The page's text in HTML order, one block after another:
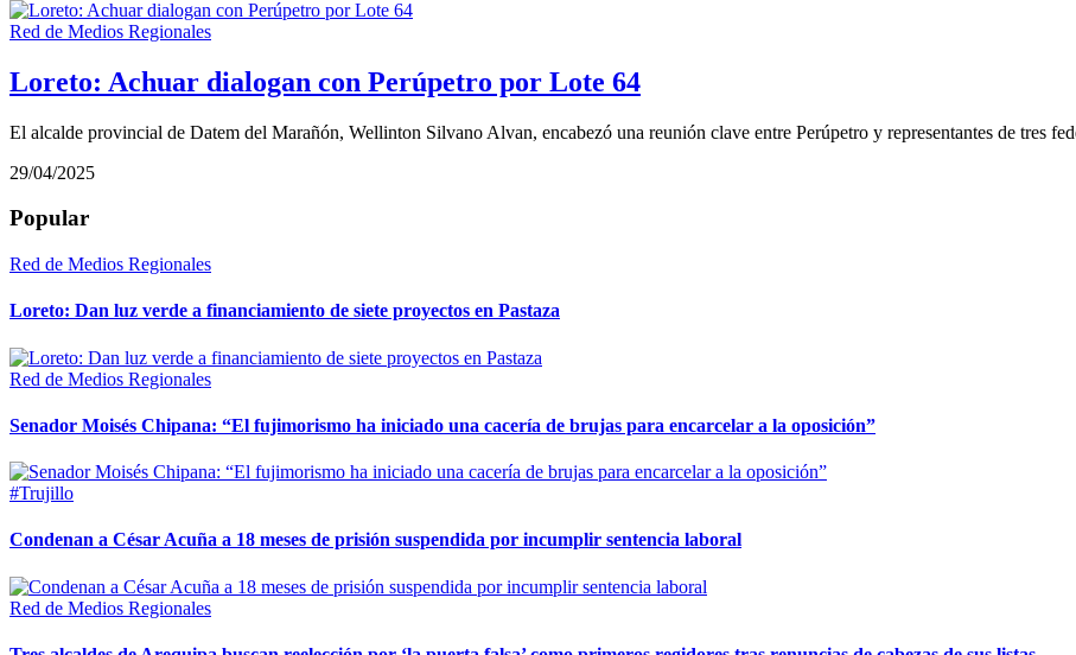
Red de Medios Regionales
Loreto: Achuar dialogan con Perúpetro por Lote 64
El alcalde provincial de Datem del Marañón, Wellinton Silvano Alvan, encabezó una reunión clave entre Perúpetro y representantes de tres
29/04/2025
Popular
Red de Medios Regionales
Loreto: Dan luz verde a financiamiento de siete proyectos en Pastaza
Red de Medios Regionales
Senador Moisés Chipana: “El fujimorismo ha iniciado una cacería de brujas para encarcelar a la oposición”
#Trujillo
Condenan a César Acuña a 18 meses de prisión suspendida por incumplir sentencia laboral
Red de Medios Regionales